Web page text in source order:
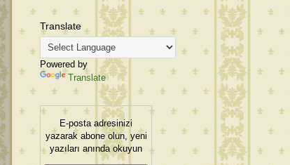
Translate
Powered by
Translate
E-posta adresinizi
yazarak abone olun, yeni
yazıları anında okuyun